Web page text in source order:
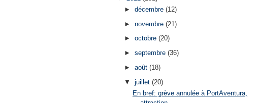
► décembre (12)
► novembre (21)
► octobre (20)
► septembre (36)
► août (18)
▼ juillet (20)
En bref: grève annulée à PortAventura,